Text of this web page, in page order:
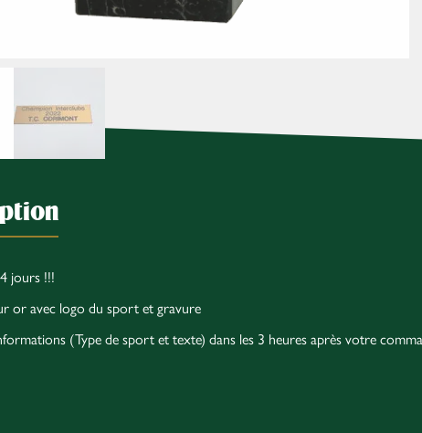
jours !!!
or avec logo du sport et gravure
(Type de sport et texte) dans les 3 heures après votre